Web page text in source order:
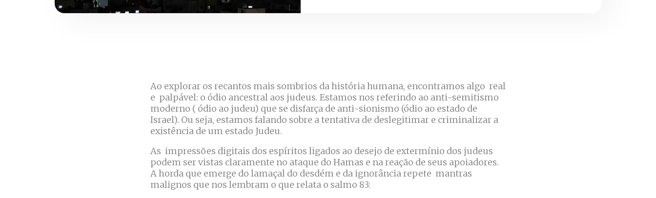
Ao explorar os recantos mais sombrios da história humana, encontramos algo real
e palpável: o ódio ancestral aos judeus. Estamos nos referindo ao anti-semitismo
moderno ( ódio ao judeu) que se disfarça de anti-sionismo (ódio ao estado de
Israel). Ou seja, estamos falando sobre a tentativa de deslegitimar e criminalizar a
existência de um estado Judeu.
As impressões digitais dos espíritos ligados ao desejo de extermínio dos judeus
podem ser vistas claramente no ataque do Hamas e na reação de seus apoiadores.
A horda que emerge do lamaçal do desdém e da ignorância repete mantras
malignos que nos lembram o que relata o salmo 83: